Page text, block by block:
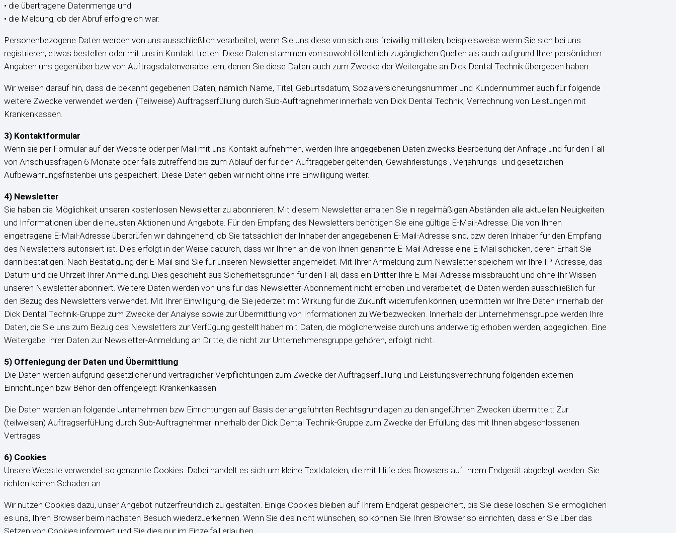
• die übertragene Datenmenge und
• die Meldung, ob der Abruf erfolgreich war.
Personenbezogene Daten werden von uns ausschließlich verarbeitet, wenn Sie uns diese von sich aus freiwillig mitteilen, beispielsweise wenn Sie sich bei uns
registrieren, etwas bestellen oder mit uns in Kontakt treten. Diese Daten stammen von sowohl öffentlich zugänglichen Quellen als auch aufgrund Ihrer persönlichen
Angaben uns gegenüber bzw von Auftragsdatenverarbeitern, denen Sie diese Daten auch zum Zwecke der Weitergabe an Dick Dental Technik übergeben haben.
Wir weisen darauf hin, dass die bekannt gegebenen Daten, nämlich Name, Titel, Geburtsdatum, Sozialversicherungsnummer und Kundennummer auch für folgende
weitere Zwecke verwendet werden: (Teilweise) Auftragserfüllung durch Sub-Auftragnehmer innerhalb von Dick Dental Technik; Verrechnung von Leistungen mit
Krankenkassen.
3) Kontaktformular
Wenn sie per Formular auf der Website oder per Mail mit uns Kontakt aufnehmen, werden Ihre angegebenen Daten zwecks Bearbeitung der Anfrage und für den Fall
von Anschlussfragen 6 Monate oder falls zutreffend bis zum Ablauf der für den Auftraggeber geltenden, Gewährleistungs-, Verjährungs- und gesetzlichen
Aufbewahrungsfristenbei uns gespeichert. Diese Daten geben wir nicht ohne ihre Einwilligung weiter.
4) Newsletter
Sie haben die Möglichkeit unseren kostenlosen Newsletter zu abonnieren. Mit diesem Newsletter erhalten Sie in regelmäßigen Abständen alle aktuellen Neuigkeiten
und Informationen über die neusten Aktionen und Angebote. Für den Empfang des Newsletters benötigen Sie eine gültige E-Mail-Adresse. Die von Ihnen
eingetragene E-Mail-Adresse überprüfen wir dahingehend, ob Sie tatsächlich der Inhaber der angegebenen E-Mail-Adresse sind, bzw deren Inhaber für den Empfang
des Newsletters autorisiert ist. Dies erfolgt in der Weise dadurch, dass wir Ihnen an die von Ihnen genannte E-Mail-Adresse eine E-Mail schicken, deren Erhalt Sie
dann bestätigen. Nach Bestätigung der E-Mail sind Sie für unseren Newsletter angemeldet. Mit Ihrer Anmeldung zum Newsletter speichern wir Ihre IP-Adresse, das
Datum und die Uhrzeit Ihrer Anmeldung. Dies geschieht aus Sicherheitsgründen für den Fall, dass ein Dritter Ihre E-Mail-Adresse missbraucht und ohne Ihr Wissen
unseren Newsletter abonniert. Weitere Daten werden von uns für das Newsletter-Abonnement nicht erhoben und verarbeitet, die Daten werden ausschließlich für
den Bezug des Newsletters verwendet. Mit Ihrer Einwilligung, die Sie jederzeit mit Wirkung für die Zukunft widerrufen können, übermitteln wir Ihre Daten innerhalb der
Dick Dental Technik-Gruppe zum Zwecke der Analyse sowie zur Übermittlung von Informationen zu Werbezwecken. Innerhalb der Unternehmensgruppe werden Ihre
Daten, die Sie uns zum Bezug des Newsletters zur Verfügung gestellt haben mit Daten, die möglicherweise durch uns anderweitig erhoben werden, abgeglichen. Eine
Weitergabe Ihrer Daten zur Newsletter-Anmeldung an Dritte, die nicht zur Unternehmensgruppe gehören, erfolgt nicht.
5) Offenlegung der Daten und Übermittlung
Die Daten werden aufgrund gesetzlicher und vertraglicher Verpflichtungen zum Zwecke der Auftragserfüllung und Leistungsverrechnung folgenden externen
Einrichtungen bzw Behör-den offengelegt: Krankenkassen.
Die Daten werden an folgende Unternehmen bzw Einrichtungen auf Basis der angeführten Rechtsgrundlagen zu den angeführten Zwecken übermittelt: Zur
(teilweisen) Auftragserfül-lung durch Sub-Auftragnehmer innerhalb der Dick Dental Technik-Gruppe zum Zwecke der Erfüllung des mit Ihnen abgeschlossenen
Vertrages.
6) Cookies
Unsere Website verwendet so genannte Cookies. Dabei handelt es sich um kleine Textdateien, die mit Hilfe des Browsers auf Ihrem Endgerät abgelegt werden. Sie
richten keinen Schaden an.
Wir nutzen Cookies dazu, unser Angebot nutzerfreundlich zu gestalten. Einige Cookies bleiben auf Ihrem Endgerät gespeichert, bis Sie diese löschen. Sie ermöglichen
es uns, Ihren Browser beim nächsten Besuch wiederzuerkennen. Wenn Sie dies nicht wünschen, so können Sie Ihren Browser so einrichten, dass er Sie über das
Setzen von Cookies informiert und Sie dies nur im Einzelfall erlauben.